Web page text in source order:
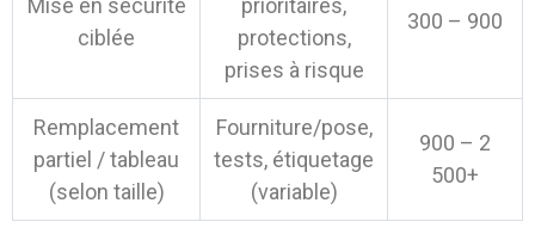
ciblée
protections,
prises à risque
300 – 900
Remplacement
partiel / tableau
(selon taille)
Fourniture/pose,
tests, étiquetage
(variable)
900 – 2
500+